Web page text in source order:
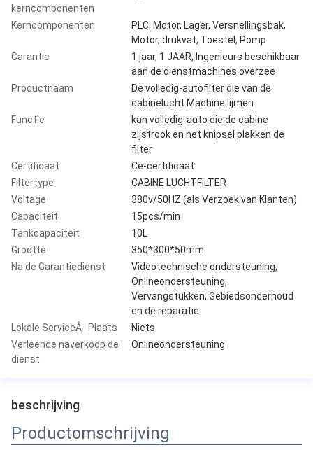
kerncomponenten
Kerncomponenten
PLC, Motor, Lager, Versnellingsbak,
Motor, drukvat, Toestel, Pomp
Garantie
1 jaar, 1 JAAR, Ingenieurs beschikbaar
aan de dienstmachines overzee
Productnaam
De volledig-autofilter die van de
cabinelucht Machine lijmen
Functie
kan volledig-auto die de cabine
zijstrook en het knipsel plakken de
filter
Certificaat
Ce-certificaat
Filtertype
CABINE LUCHTFILTER
Voltage
380v/50HZ (als Verzoek van Klanten)
Capaciteit
15pcs/min
Tankcapaciteit
10L
Grootte
350*300*50mm
Na de Garantiedienst
Videotechnische ondersteuning,
Onlineondersteuning,
Vervangstukken, Gebiedsonderhoud
en de reparatie
Lokale ServiceÂ Plaats
Niets
Verleende naverkoop de
dienst
Onlineondersteuning
beschrijving
Productomschrijving